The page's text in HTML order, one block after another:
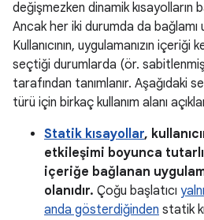
değişmezken dinamik kısayolların
Ancak her iki durumda da bağlamı
Kullanıcının, uygulamanızın içeriği
seçtiği durumlarda (ör. sabitlenmiş
tarafından tanımlanır. Aşağıdaki
türü için birkaç kullanım alanı
Statik kısayollar,
etkileşimi boyunca
içeriğe bağlanan
olanıdır. Çoğu başlatıcı
anda gösterdiğinden statik